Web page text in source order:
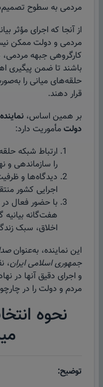
مردمی به سطوح
از آنجا که اجرای مؤثر
مردمی و دولت ممکن
کارگروهی جبهه مردمی،
باشند تا ضمن پیگیری
حلقه‌های میانی را
قرار دهند.
بر همین اساس،
دولتمأموریت دارد:
ارتباط شبکه
را سازماندهی و
دیدگاه‌ها و
اجرایی کشور
با حضور فعال
هفت‌گانه
اخلاق، سبک
این نماینده، به‌عنوان
جمهوری اسلامی ایران،
و اجرای دقیق آنها در
مردم و دولت را در
نحوه
توضیح: